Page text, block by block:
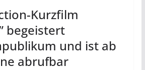
Kurzfilm
begeistert
und ist ab
abrufbar